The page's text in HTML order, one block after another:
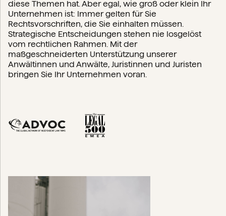
diese Themen hat. Aber egal, wie groß oder klein Ihr
Unternehmen ist: Immer gelten für Sie
Rechtsvorschriften, die Sie einhalten müssen.
Strategische Entscheidungen stehen nie losgelöst
vom rechtlichen Rahmen. Mit der
maßgeschneiderten Unterstützung unserer
Anwältinnen und Anwälte, Juristinnen und Juristen
bringen Sie Ihr Unternehmen voran.